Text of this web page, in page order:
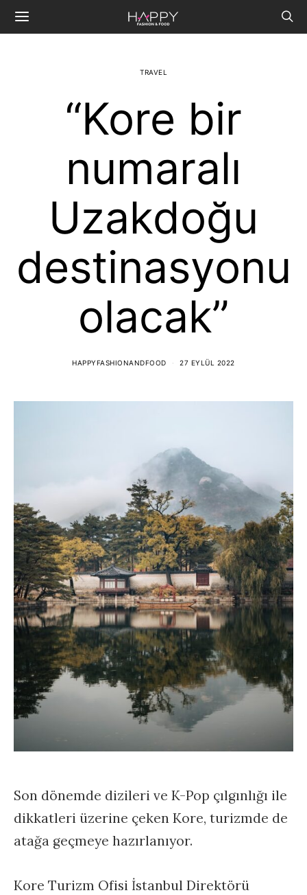
TRAVEL
“Kore bir
numaralı
Uzakdoğu
destinasyonu
olacak”
HAPPYFASHIONANDFOOD 27 EYLÜL 2022
Son dönemde dizileri ve K-Pop çılgınlığı ile
dikkatleri üzerine çeken Kore, turizmde de
atağa geçmeye hazırlanıyor.
Kore Turizm Ofisi İstanbul Direktörü